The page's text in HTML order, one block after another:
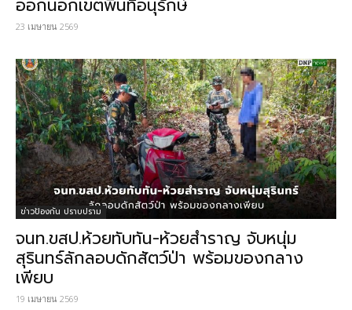
ออกนอกเขตพื้นที่อนุรักษ์
23 เมษายน 2569
ข่าวป้องกัน ปราบปราม
จนท.ขสป.ห้วยทับทัน-ห้วยสำราญ​ จับหนุ่ม
สุรินทร์ลักลอบดักสัตว์ป่า พร้อมของกลาง
เพียบ
19 เมษายน 2569